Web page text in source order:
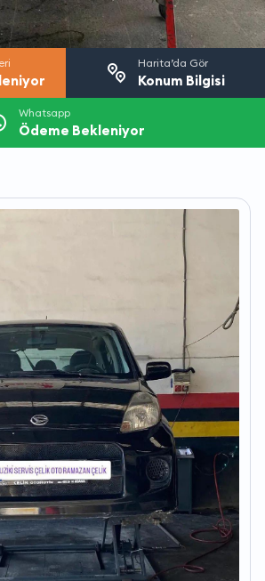
Harita’da Gör
Konum Bilgisi
Whatsapp
Ödeme Bekleniyor